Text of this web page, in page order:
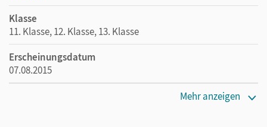
Klasse
11. Klasse, 12. Klasse, 13. Klasse
Erscheinungsdatum
07.08.2015
Mehr anzeigen